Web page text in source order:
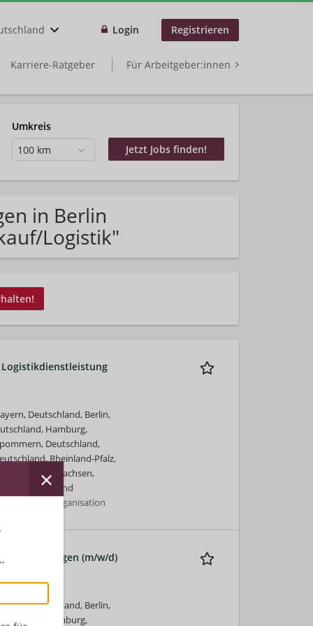
Login Registrieren
Karriere-Ratgeber Für Arbeitgeber:innen
Umkreis
100 km
in Berlin
Logistik"
Deutschland, Berlin,
Hamburg,
Deutschland,
Rheinland-Pfalz,
Sachsen,
Deutschland
| Organisation
(m/w/d)
Deutschland, Berlin,
Hamburg,